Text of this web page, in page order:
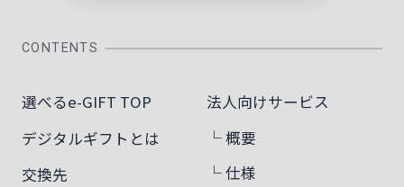
CONTENTS
選べるe-GIFT TOP
デジタルギフトとは
交換先
法人向けサービス
└ 概要
└ 仕様